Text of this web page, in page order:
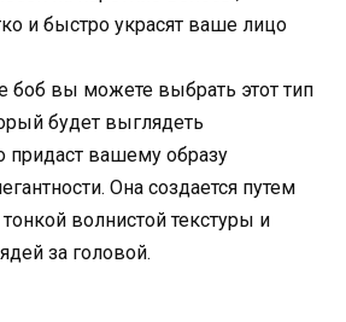
боб вы можете выбрать этот тип
будет выглядеть
придаст вашему образу
Она создается путем
волнистой текстуры и
за головой.